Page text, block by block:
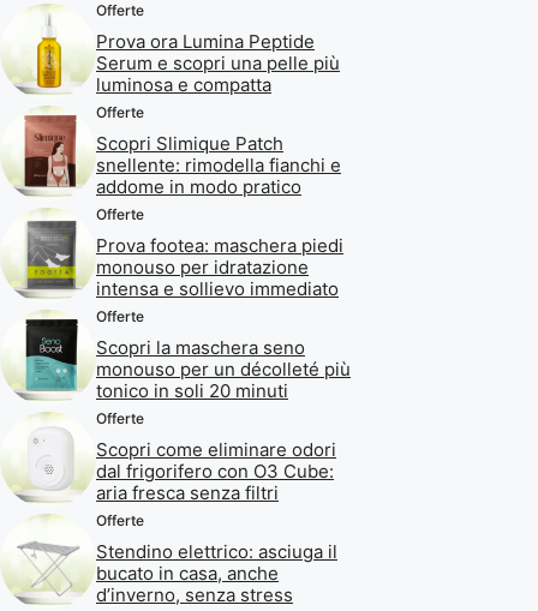
Offerte
Prova ora Lumina Peptide
Serum e scopri una pelle più
luminosa e compatta
Offerte
Scopri Slimique Patch
snellente: rimodella fianchi e
addome in modo pratico
Offerte
Prova footea: maschera piedi
monouso per idratazione
intensa e sollievo immediato
Offerte
Scopri la maschera seno
monouso per un décolleté più
tonico in soli 20 minuti
Offerte
Scopri come eliminare odori
dal frigorifero con O3 Cube:
aria fresca senza filtri
Offerte
Stendino elettrico: asciuga il
bucato in casa, anche
d’inverno, senza stress